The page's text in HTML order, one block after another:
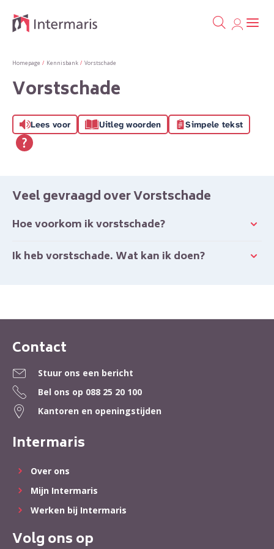
Naar hoofdinhoud
Naar hoofdnavigatiemenu
Naar zoeken
Naar de homepage Ga
Homepage Kennisbank Vorstschade
Vorstschade
Lees voor Uitleg woorden Simpele tekst
Veel gevraagd over Vorstschade
Hoe voorkom ik vorstschade?
Ik heb vorstschade. Wat kan ik doen?
Contactinformatie
Contact
Stuur ons een bericht
Bel ons op 088 25 20 100
Kantoren en openingstijden
Intermaris
Over ons
Mijn Intermaris
Werken bij Intermaris
Volg ons op